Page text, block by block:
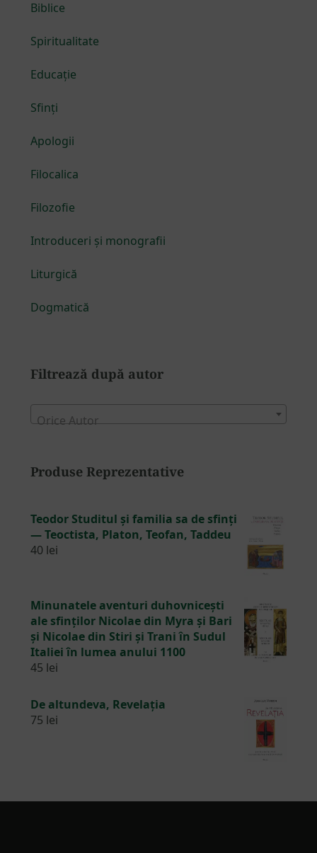
Biblice
Spiritualitate
Educație
Sfinți
Apologii
Filocalica
Filozofie
Introduceri și monografii
Liturgică
Dogmatică
Filtrează după autor
Orice Autor
Produse Reprezentative
Teodor Studitul și familia sa de sfinți
— Teoctista, Platon, Teofan, Taddeu
40 lei
Minunatele aventuri duhovnicești
ale sfinților Nicolae din Myra și Bari
și Nicolae din Stiri și Trani în Sudul
Italiei în lumea anului 1100
45 lei
De altundeva, Revelația
75 lei